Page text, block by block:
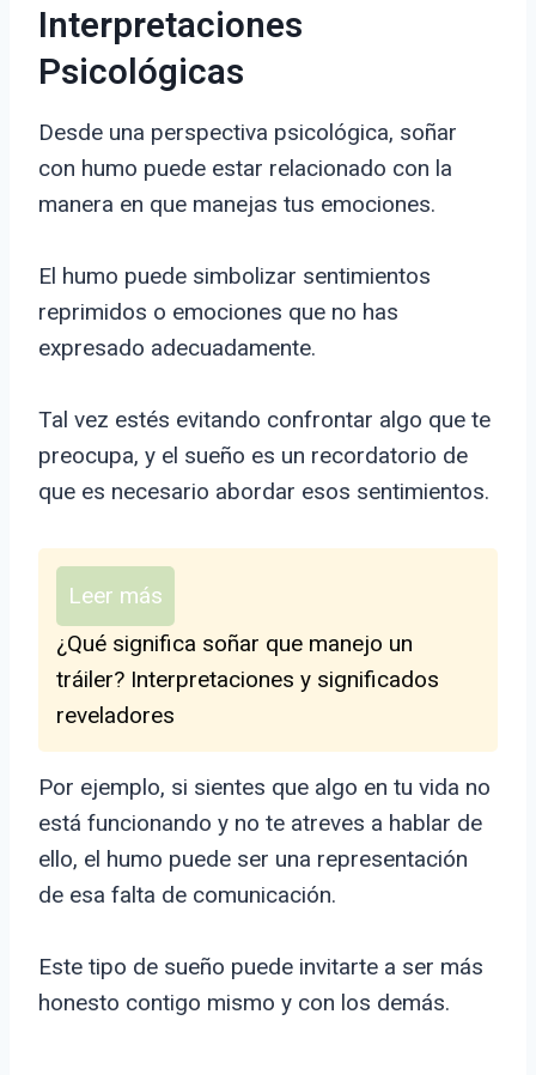
Interpretaciones
Psicológicas
Desde una perspectiva psicológica, soñar
con humo puede estar relacionado con la
manera en que manejas tus emociones.
El humo puede simbolizar sentimientos
reprimidos o emociones que no has
expresado adecuadamente.
Tal vez estés evitando confrontar algo que te
preocupa, y el sueño es un recordatorio de
que es necesario abordar esos sentimientos.
Leer más
¿Qué significa soñar que manejo un
tráiler? Interpretaciones y significados
reveladores
Por ejemplo, si sientes que algo en tu vida no
está funcionando y no te atreves a hablar de
ello, el humo puede ser una representación
de esa falta de comunicación.
Este tipo de sueño puede invitarte a ser más
honesto contigo mismo y con los demás.